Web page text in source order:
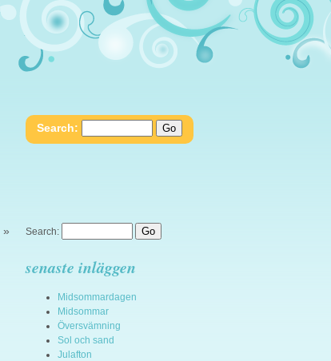
Search:
» Search:
senaste inläggen
Midsommardagen
Midsommar
Översvämning
Sol och sand
Julafton